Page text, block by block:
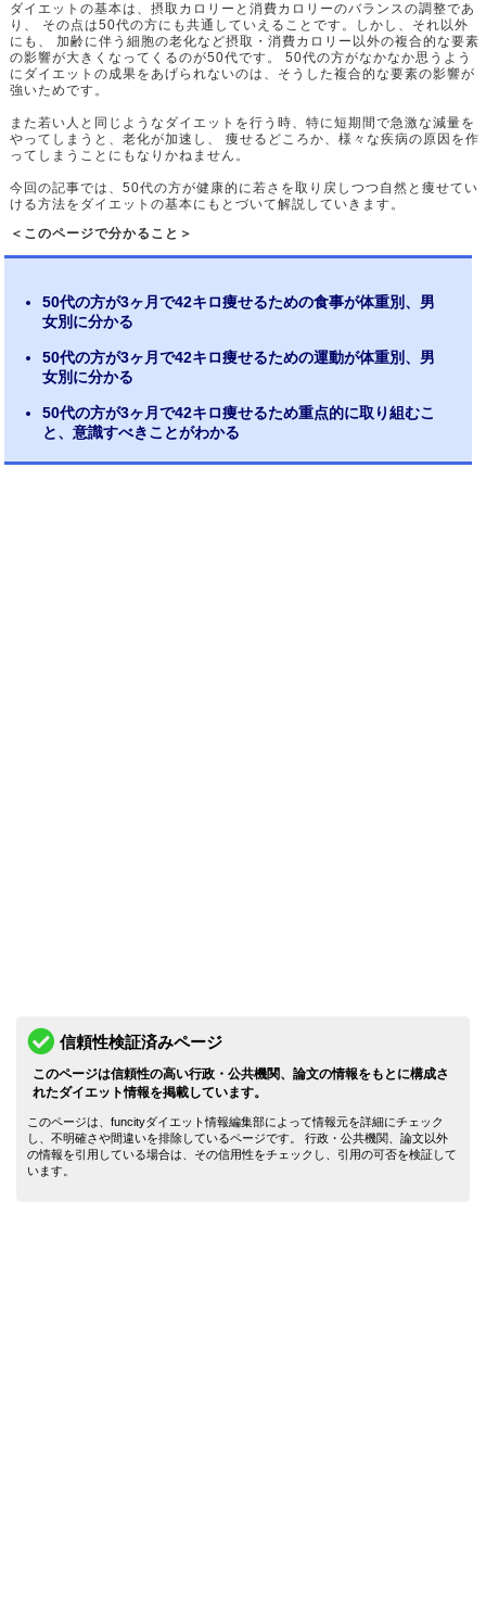
ダイエットの基本は、摂取カロリーと消費カロリーのバランスの調整であ
り、 その点は50代の方にも共通していえることです。しかし、それ以外
にも、 加齢に伴う細胞の老化など摂取・消費カロリー以外の複合的な要素
の影響が大きくなってくるのが50代です。 50代の方がなかなか思うよう
にダイエットの成果をあげられないのは、そうした複合的な要素の影響が
強いためです。
また若い人と同じようなダイエットを行う時、特に短期間で急激な減量を
やってしまうと、老化が加速し、 痩せるどころか、様々な疾病の原因を作
ってしまうことにもなりかねません。
今回の記事では、50代の方が健康的に若さを取り戻しつつ自然と痩せてい
ける方法をダイエットの基本にもとづいて解説していきます。
＜このページで分かること＞
50代の方が3ヶ月で42キロ痩せるための食事が体重別、男
女別に分かる
50代の方が3ヶ月で42キロ痩せるための運動が体重別、男
女別に分かる
50代の方が3ヶ月で42キロ痩せるため重点的に取り組むこ
と、意識すべきことがわかる
信頼性検証済みページ
このページは信頼性の高い行政・公共機関、論文の情報をもとに構成さ
れたダイエット情報を掲載しています。
このページは、funcityダイエット情報編集部によって情報元を詳細にチェック
し、不明確さや間違いを排除しているページです。 行政・公共機関、論文以外
の情報を引用している場合は、その信用性をチェックし、引用の可否を検証して
います。